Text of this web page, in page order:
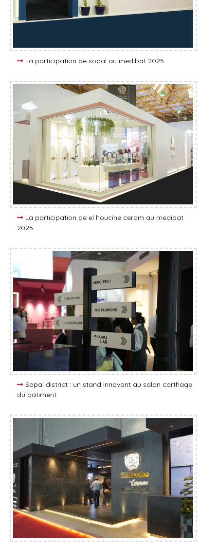
La participation de sopal au medibat 2025
La participation de el houcine ceram au medibat
2025
Sopal district : un stand innovant au salon carthage
du bâtiment